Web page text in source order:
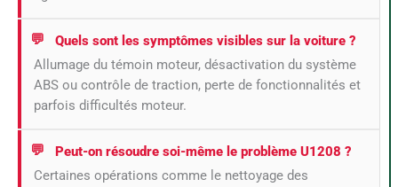
Quels sont les symptômes visibles sur la voiture ?
Allumage du témoin moteur, désactivation du système
ABS ou contrôle de traction, perte de fonctionnalités et
parfois difficultés moteur.
Peut-on résoudre soi-même le problème U1208 ?
Certaines opérations comme le nettoyage des